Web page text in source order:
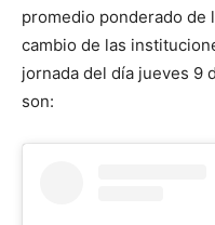
promedio ponderado de
cambio de las
jornada del día jueves 9
son: